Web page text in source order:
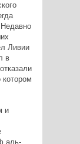
Ливии
в
и
аль-